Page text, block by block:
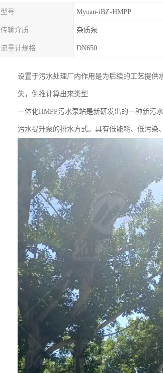
型号 Myuan-iBZ-HMPP
传输介质 杂质泵
流量计规格 DN650
设置于污水处理厂内作用是为后续的工艺提供
失，倒推计算出来类型
一体化HMPP污水泵站是新研发出的一种新污
污水提升泵的排水方式。具有低能耗、低污染